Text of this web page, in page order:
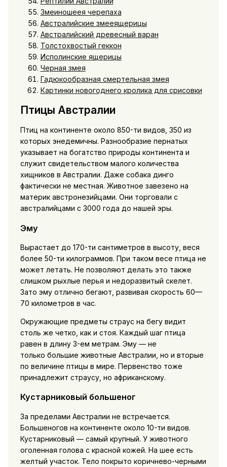
Змеиношеея черепаха
Австралийские змееящерицы
Австралийский древесный варан
Толстохвостый геккон
Исполинские ящерицы
Черная змея
Гадюкообразная смертельная змея
Картинки новогоднего кролика для срисовки
Птицы Австралии
Птиц на континенте около 850-ти видов, 350 из
которых энедемичны. Разнообразие пернатых
указывает на богатство природы континента и
служит свидетельством малого количества
хищников в Австралии. Даже собака динго
фактически не местная. Животное завезено на
материк австронезийцами. Они торговали с
австралийцами с 3000 года до нашей эры.
Эму
Вырастает до 170-ти сантиметров в высоту, веся
более 50-ти килограммов. При таком весе птица не
может летать. Не позволяют делать это также
слишком рыхлые перья и недоразвитый скелет.
Зато эму отлично бегают, развивая скорость 60—
70 километров в час.
Окружающие предметы страус на бегу видит
столь же четко, как и стоя. Каждый шаг птица
равен в длину 3-ем метрам. Эму — не
только большие животные Австралии, но и вторые
по величине птицы в мире. Первенство тоже
принадлежит страусу, но африканскому.
Кустарниковый большеног
За пределами Австралии не встречается.
Большеногов на континенте около 10-ти видов.
Кустарниковый — самый крупный. У животного
оголенная голова с красной кожей. На шее есть
желтый участок. Тело покрыто коричнево-черными